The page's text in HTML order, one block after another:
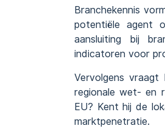
Branchekennis
potentiële agent
aansluiting bij
indicatoren voor
Vervolgens
regionale wet- en
EU? Kent hij de
marktpenetratie.